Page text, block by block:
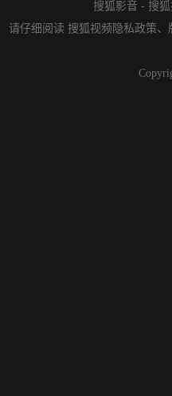
搜狐影音 - 搜
请仔细阅读 搜狐视频隐私政策、